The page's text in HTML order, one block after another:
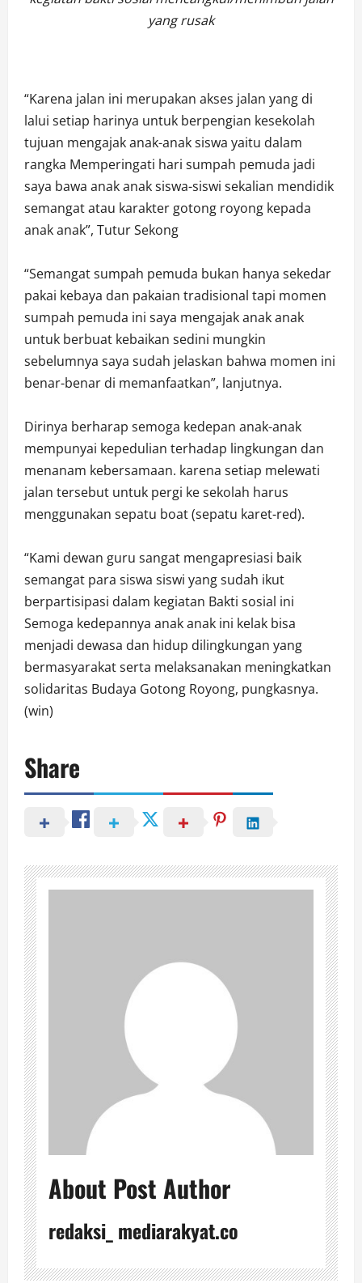
yang rusak
“Karena jalan ini merupakan akses jalan yang di
lalui setiap harinya untuk berpengian kesekolah
tujuan mengajak anak-anak siswa yaitu dalam
rangka Memperingati hari sumpah pemuda jadi
saya bawa anak anak siswa-siswi sekalian mendidik
semangat atau karakter gotong royong kepada
anak anak”, Tutur Sekong
“Semangat sumpah pemuda bukan hanya sekedar
pakai kebaya dan pakaian tradisional tapi momen
sumpah pemuda ini saya mengajak anak anak
untuk berbuat kebaikan sedini mungkin
sebelumnya saya sudah jelaskan bahwa momen ini
benar-benar di memanfaatkan”, lanjutnya.
Dirinya berharap semoga kedepan anak-anak
mempunyai kepedulian terhadap lingkungan dan
menanam kebersamaan. karena setiap melewati
jalan tersebut untuk pergi ke sekolah harus
menggunakan sepatu boat (sepatu karet-red).
“Kami dewan guru sangat mengapresiasi baik
semangat para siswa siswi yang sudah ikut
berpartisipasi dalam kegiatan Bakti sosial ini
Semoga kedepannya anak anak ini kelak bisa
menjadi dewasa dan hidup dilingkungan yang
bermasyarakat serta melaksanakan meningkatkan
solidaritas Budaya Gotong Royong, pungkasnya.
(win)
Share
About Post Author
redaksi_ mediarakyat.co